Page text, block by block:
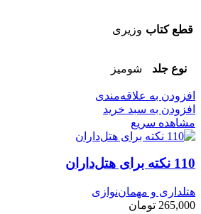
قطع کتاب وزیری
نوع جلد شومیز
افزودن به علاقه‌مندی
افزودن به سبد خرید
مشاهده سریع
110 نکته برای هتل‌داران
هتلداری و مهمان‌نوازی
265,000 تومان